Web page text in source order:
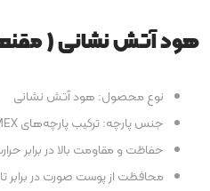
هود آتش نشانی (
نوع محصول: هود آتش نشانی
جنس پارچه: ترکیب پارچه‌های NOMEX و PBI
حفاظت و مقاومت بالا در برابر
محافظت از پوست صورت در